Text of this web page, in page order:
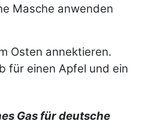
Masche anwenden
Osten annektieren.
für einen Apfel und ein
Gas für deutsche